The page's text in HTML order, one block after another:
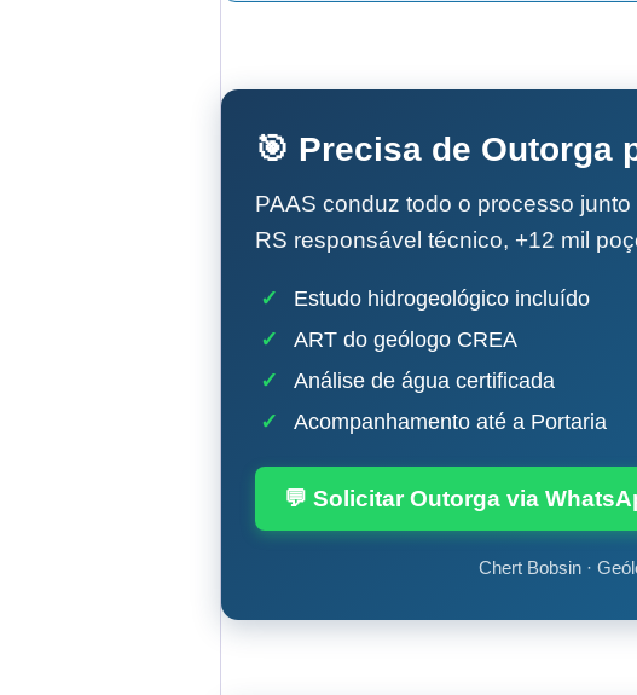
🎯 Precisa de Outorga
PAAS conduz todo o processo
RS responsável técnico, +12 mil
✓
Estudo hidrogeológico incluído
✓
ART do geólogo CREA
✓
Análise de água certificada
✓
Acompanhamento até a Portaria
💬 Solicitar Outorga via
Chert Bobsin ·